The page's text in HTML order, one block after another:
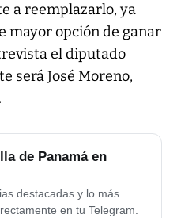
a reemplazarlo, ya
mayor opción de ganar
el diputado
será José Moreno,
de Panamá en
destacadas y lo más
en tu Telegram.